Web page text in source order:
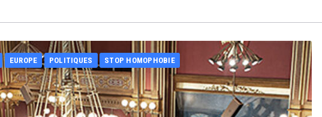
EUROPE POLITIQUES STOP HOMOPHOBIE